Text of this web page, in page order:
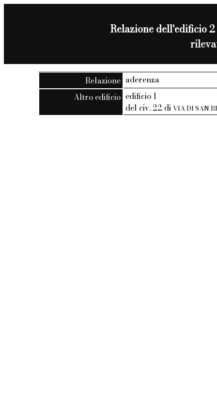
Relazione dell'edificio
Relazione aderenza
Altro edificio edificio 1
del civ. 22 diVIA DI SAN